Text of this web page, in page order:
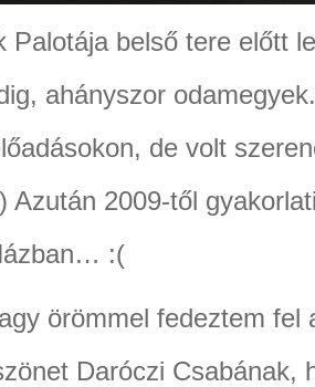
Palotája belső tere előtt
ahányszor
de volt
Azután 2009-től
:(
örömmel fedeztem fel
Daróczi Csabának,